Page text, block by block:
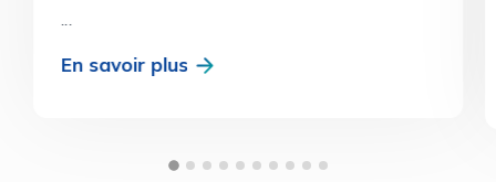
...
En savoir plus